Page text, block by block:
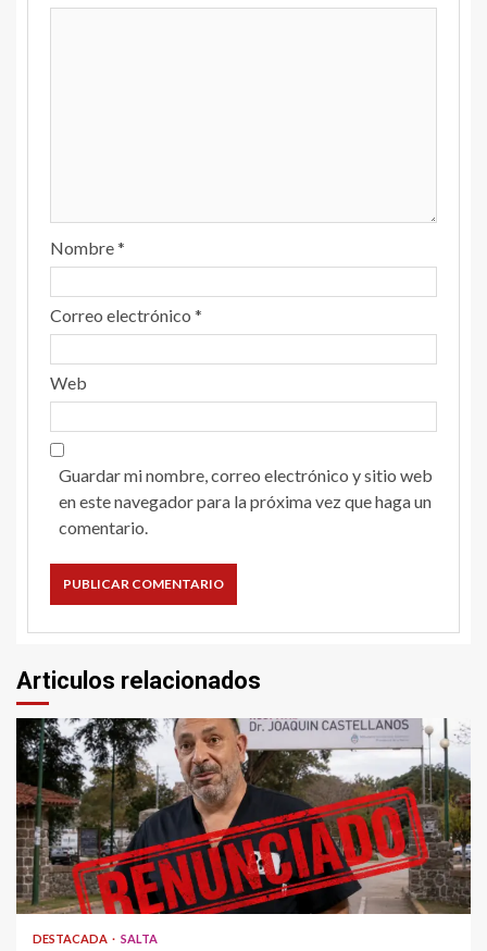
Nombre*
Correo electrónico *
Web
Guardar mi nombre, correo electrónico y sitio web
en este navegador para la próxima vez que haga un
comentario.
Articulos relacionados
DESTACADA SALTA